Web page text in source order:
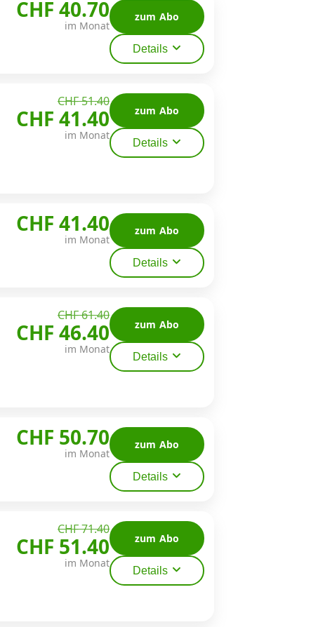
CHF 40.70
im Monat
zum Abo
Details
CHF 51.40
CHF 41.40
im Monat
zum Abo
Details
CHF 41.40
im Monat
zum Abo
Details
CHF 61.40
CHF 46.40
im Monat
zum Abo
Details
CHF 50.70
im Monat
zum Abo
Details
CHF 71.40
CHF 51.40
im Monat
zum Abo
Details